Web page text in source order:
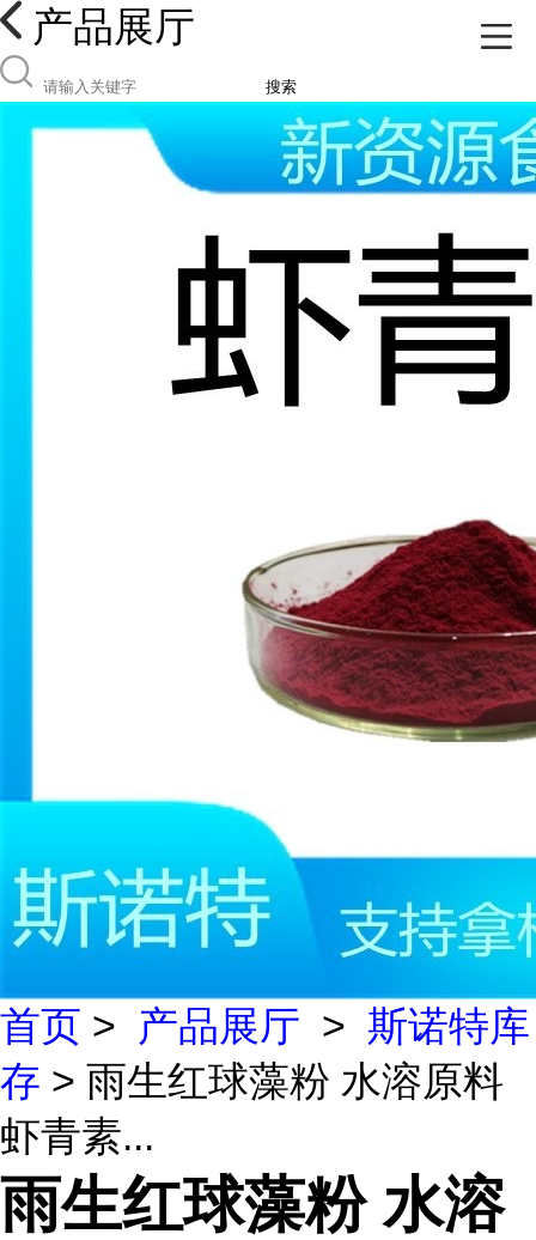
产品展厅
搜索
首页 > 产品展厅 > 斯诺特库
存 > 雨生红球藻粉 水溶原料
虾青素...
雨生红球藻粉 水溶